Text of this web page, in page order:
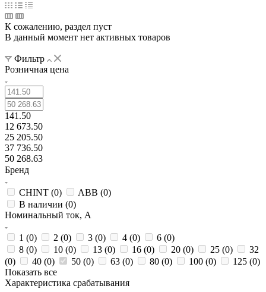
К сожалению, раздел пуст
В данный момент нет активных товаров
Фильтр
Розничная цена
141.50
12 673.50
25 205.50
37 736.50
50 268.63
Бренд
CHINT (0) ABB (0)
В наличии (0)
Номинальный ток, А
1 (0) 2 (0) 3 (0) 4 (0) 6 (0)
8 (0) 10 (0) 13 (0) 16 (0) 20 (0) 25 (0)
32
(0) 40 (0) 50 (0) 63 (0) 80 (0) 100 (0) 125 (0)
Показать все
Характеристика срабатывания